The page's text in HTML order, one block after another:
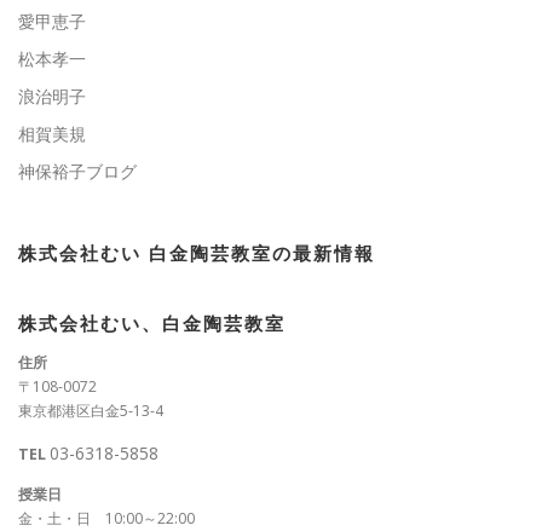
愛甲恵子
松本孝一
浪治明子
相賀美規
神保裕子ブログ
株式会社むい 白金陶芸教室の最新情報
株式会社むい、白金陶芸教室
住所
〒108-0072
東京都港区白金5-13-4
TEL 03-6318-5858
授業日
金・土・日 10:00～22:00